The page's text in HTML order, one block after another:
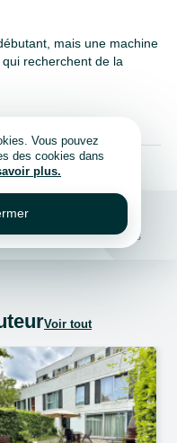
mais une machine
recherchent de la
7030, 7034, Hainaut, Mons
Voir tout
Vous pouvez
des cookies dans
plus.